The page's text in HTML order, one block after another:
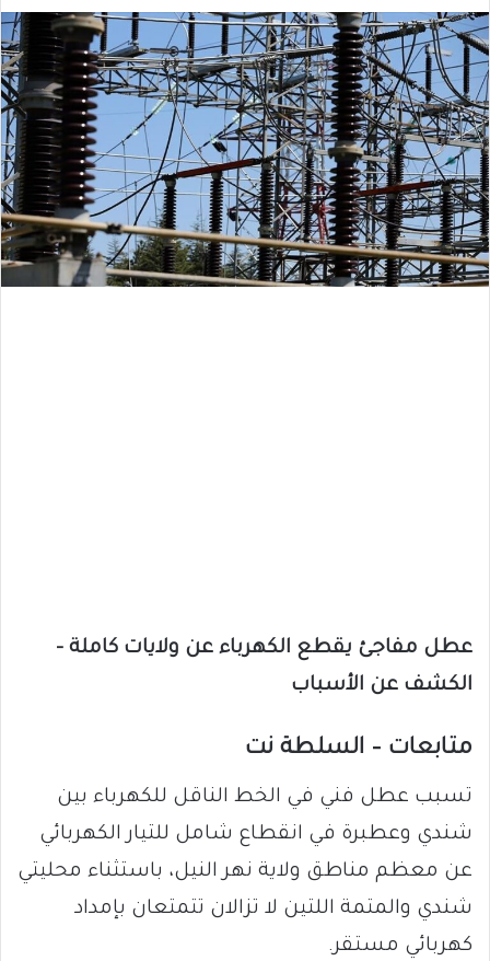
عطل مفاجئ يقطع الكهرباء عن ولايات كاملة –
الكشف عن الأسباب
متابعات – السلطة نت
تسبب عطل فني في الخط الناقل للكهرباء بين
شندي وعطبرة في انقطاع شامل للتيار الكهربائي
عن معظم مناطق ولاية نهر النيل، باستثناء محليتي
شندي والمتمة اللتين لا تزالان تتمتعان بإمداد
كهربائي مستقر.